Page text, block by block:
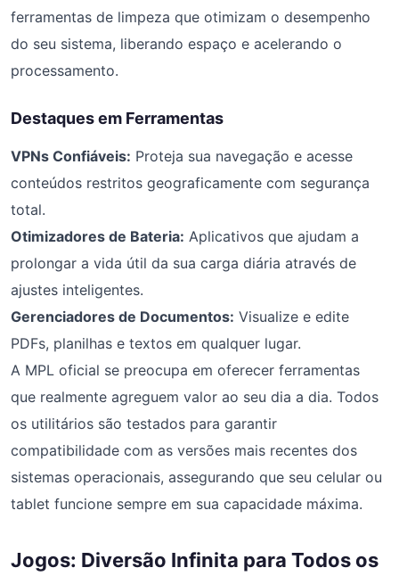
ferramentas de limpeza que otimizam o desempenho
do seu sistema, liberando espaço e acelerando o
processamento.
Destaques em Ferramentas
VPNs Confiáveis: Proteja sua navegação e acesse
conteúdos restritos geograficamente com segurança
total.
Otimizadores de Bateria: Aplicativos que ajudam a
prolongar a vida útil da sua carga diária através de
ajustes inteligentes.
Gerenciadores de Documentos: Visualize e edite
PDFs, planilhas e textos em qualquer lugar.
A MPL oficial se preocupa em oferecer ferramentas
que realmente agreguem valor ao seu dia a dia. Todos
os utilitários são testados para garantir
compatibilidade com as versões mais recentes dos
sistemas operacionais, assegurando que seu celular ou
tablet funcione sempre em sua capacidade máxima.
Jogos: Diversão Infinita para Todos os